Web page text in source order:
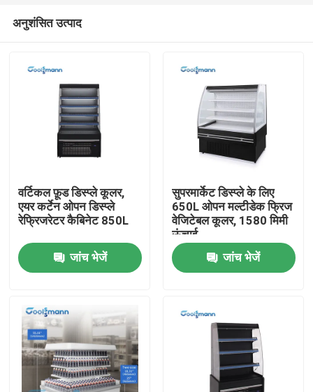
घर
उत्पादों
अनुशंसित उत्पाद
वर्टिकल फ़ूड डिस्प्ले कूलर,
एयर कर्टेन ओपन डिस्प्ले
रेफ्रिजरेटर कैबिनेट 850L
जांच भेजें
सुपरमार्केट डिस्प्ले के लिए
650L ओपन मल्टीडेक फ्रिज
वेजिटेबल कूलर, 1580 मिमी
ऊंचाई
जांच भेजें